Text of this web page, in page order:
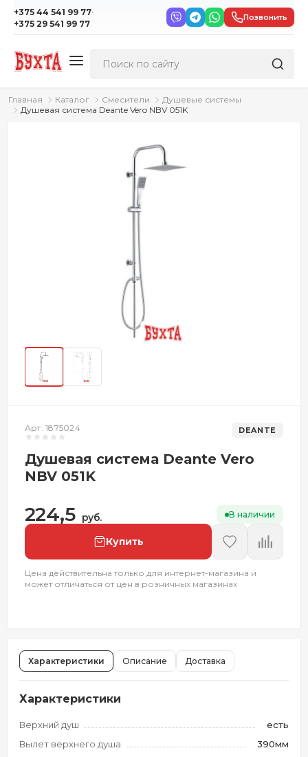
+375 44 541 99 77·
+375 29 541 99 77
Позвонить
Главная Каталог Смесители
Душевые системы
Душевая система Deante Vero NBV 051K
Арт. 1875024 DEANTE
Душевая система Deante Vero
NBV 051K
224,5 руб. В наличии
Купить
Цена действительна только для интернет-магазина и
может отличаться от цен в розничных магазинах
Характеристики Описание Доставка
Характеристики
Верхний душ
есть
Вылет верхнего душа
390мм